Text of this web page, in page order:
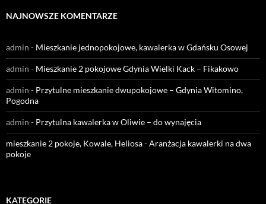
NAJNOWSZE KOMENTARZE
admin - Mieszkanie jednopokojowe, kawalerka w Gdańsku Osowej
admin - Mieszkanie 2 pokojowe Gdynia Wielki Kack – Fikakowo
admin - Przytulne mieszkanie dwupokojowe – Gdynia Witomino,
Pogodna
admin - Przytulna kawalerka w Oliwie – do wynajęcia
mieszkanie 2 pokoje, Kowale, Heliosa-Aranżacja kawalerki na dwa
pokoje
KATEGORIE